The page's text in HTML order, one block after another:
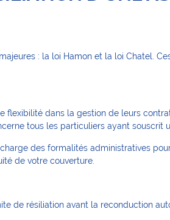
: la loi Hamon et la loi Chatel.
flexibilité dans la gestion de leurs
tous les particuliers ayant souscrit
des formalités administratives
de votre couverture.
de résiliation avant la reconduction